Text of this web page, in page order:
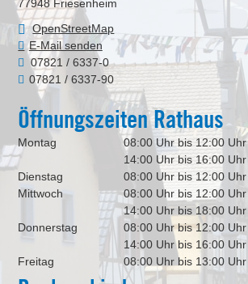
77948 Friesenheim
OpenStreetMap
E-Mail senden
07821 / 6337-0
07821 / 6337-90
Öffnungszeiten Rathaus
Montag
08:00 Uhr bis 12:00 Uhr
14:00 Uhr bis 16:00 Uhr
Dienstag
08:00 Uhr bis 12:00 Uhr
Mittwoch
08:00 Uhr bis 12:00 Uhr
14:00 Uhr bis 18:00 Uhr
Donnerstag
08:00 Uhr bis 12:00 Uhr
14:00 Uhr bis 16:00 Uhr
Freitag
08:00 Uhr bis 13:00 Uhr